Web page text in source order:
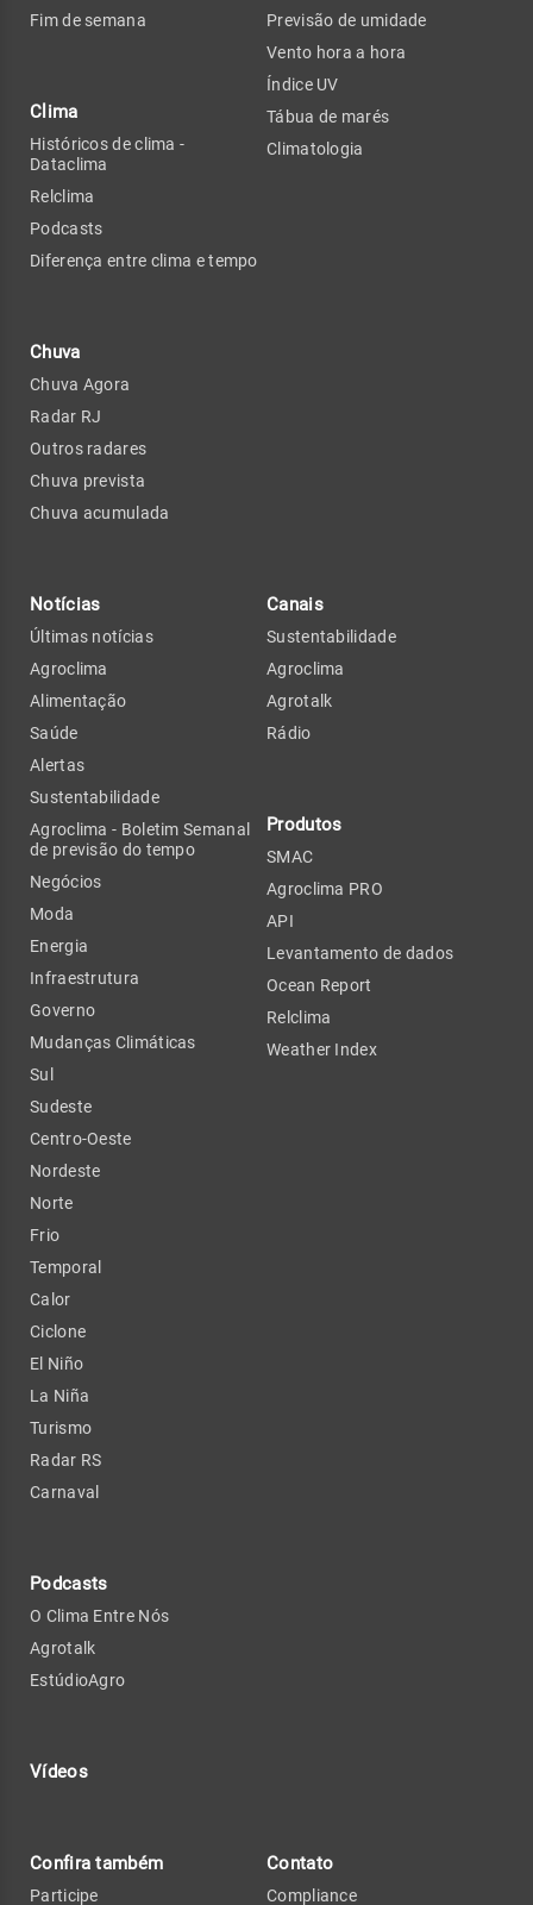
Fim de semana
Clima
Históricos de clima -
Dataclima
Relclima
Podcasts
Diferença entre clima e tempo
Chuva
Chuva Agora
Radar RJ
Outros radares
Chuva prevista
Chuva acumulada
Previsão de umidade
Vento hora a hora
Índice UV
Tábua de marés
Climatologia
Notícias
Últimas notícias
Agroclima
Alimentação
Saúde
Alertas
Sustentabilidade
Agroclima - Boletim Semanal
de previsão do tempo
Negócios
Moda
Energia
Infraestrutura
Governo
Mudanças Climáticas
Sul
Sudeste
Centro-Oeste
Nordeste
Norte
Frio
Temporal
Calor
Ciclone
El Niño
La Niña
Turismo
Radar RS
Carnaval
Podcasts
O Clima Entre Nós
Agrotalk
EstúdioAgro
Vídeos
Canais
Sustentabilidade
Agroclima
Agrotalk
Rádio
Produtos
SMAC
Agroclima PRO
API
Levantamento de dados
Ocean Report
Relclima
Weather Index
Confira também
Participe
Contato
Compliance